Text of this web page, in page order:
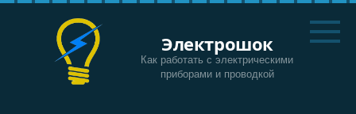
Перейти
Электрошок
Как работать с электрическими
приборами и проводкой